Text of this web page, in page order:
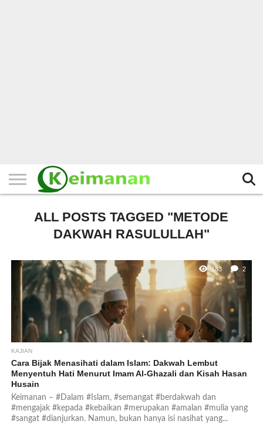
ALL POSTS TAGGED "METODE
DAKWAH RASULULLAH"
183 2
KAJIAN
Cara Bijak Menasihati dalam Islam: Dakwah Lembut
Menyentuh Hati Menurut Imam Al-Ghazali dan Kisah Hasan
Husain
Keimanan – #Dalam #Islam, #semangat #berdakwah dan
#mengajak #kepada #kebaikan #merupakan #amalan #mulia yang
#sangat #dianjurkan. Namun, bukan hanya isi nasihat yang...